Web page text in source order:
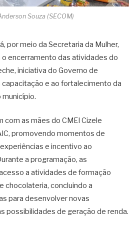
Souza (SECOM)
, por meio da Secretaria da Mulher,
o encerramento das atividades do
iniciativa do Governo de
capacitação e ao fortalecimento da
as mães do CMEI Cizele
promovendo momentos de
e incentivo ao
a programação, as
a atividades de formação
chocolateria, concluindo a
para desenvolver novas
possibilidades de geração de renda.